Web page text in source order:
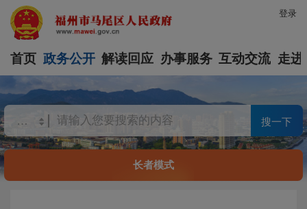
登录
首页 政务公开 解读回应 办事服务 互动交流 走进
搜一下
长者模式